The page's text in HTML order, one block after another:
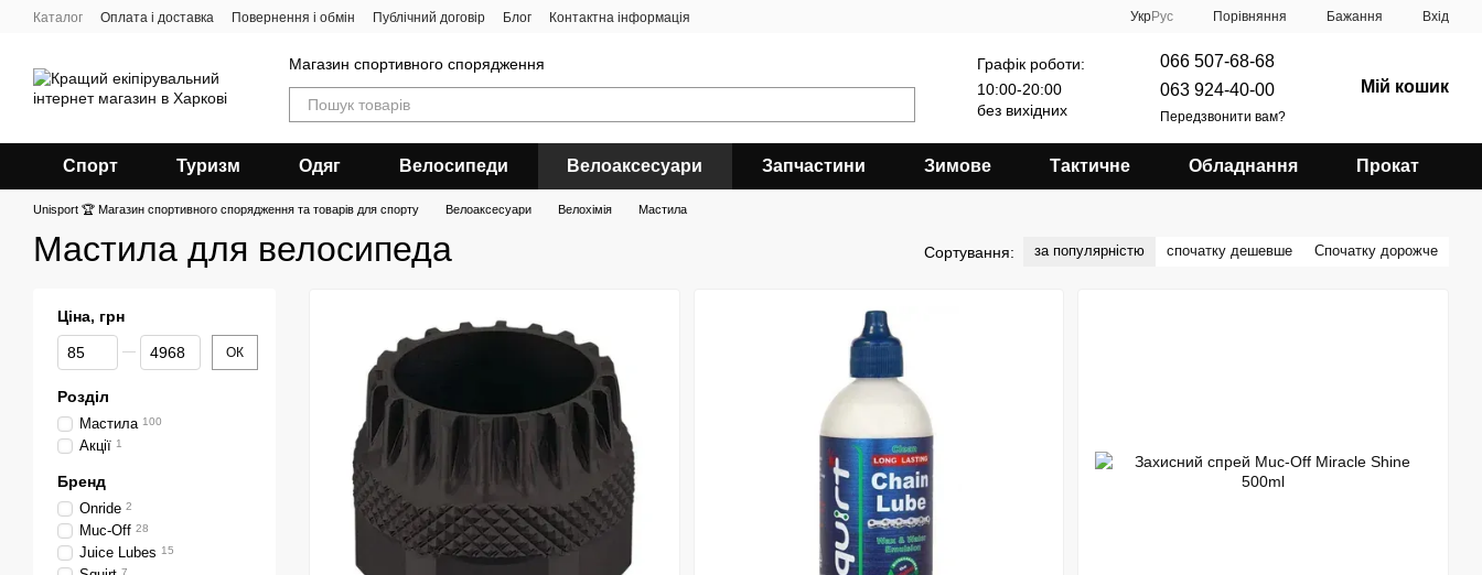
Перейти до основного контенту
Каталог Оплата і доставка Повернення і обмін Публічний договір Блог Контактна інформація УкрРус Порівняння Бажання Вхід
Магазин спортивного спорядження
Графік роботи:
10:00-20:00
без вихідних
066 507-68-68
063 924-40-00
Передзвонити вам?
Мій кошик
Спорт Туризм Одяг Велосипеди Велоаксесуари Запчастини Зимове Тактичне Обладнання Прокат
Unisport 🏆 Магазин спортивного спорядження та товарів для спорту Велоаксесуари Велохімія Мастила
Мастила для велосипеда Сортування: за популярністю спочатку дешевше Спочатку дорожче
Ціна, грн
Від Ціна, грн
До Ціна, грн ОК
Розділ
Мастила 100
Акції 1
Бренд
Onride 2
Muc-Off 28
Juice Lubes 15
7